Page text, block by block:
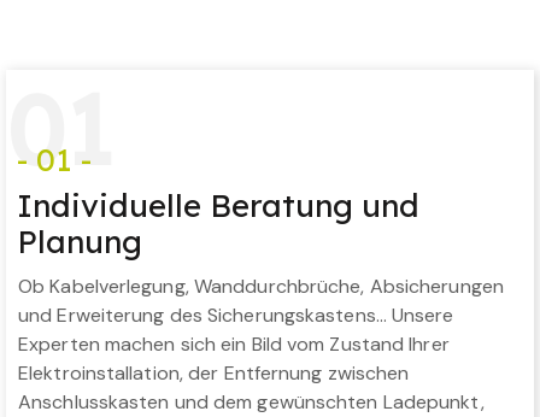
01
- 01 -
Individuelle Beratung und
Planung
Ob Kabelverlegung, Wanddurchbrüche, Absicherungen
und Erweiterung des Sicherungskastens… Unsere
Experten machen sich ein Bild vom Zustand Ihrer
Elektroinstallation, der Entfernung zwischen
Anschlusskasten und dem gewünschten Ladepunkt,